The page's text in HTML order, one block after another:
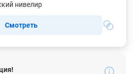
нивелир
Смотреть